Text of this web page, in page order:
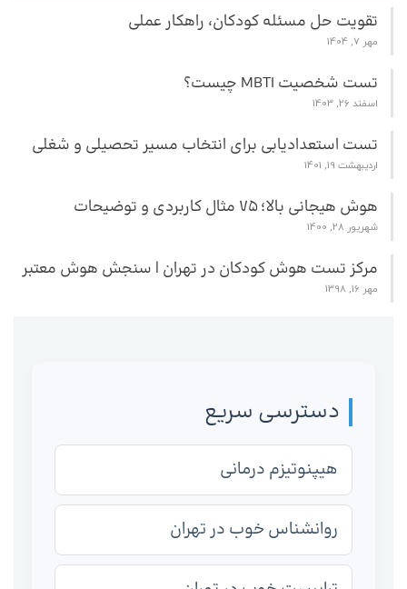
تقویت حل مسئله کودکان، راهکار عملی
مهر 7, 1404
تست شخصیت MBTI چیست؟
اسفند 26, 1403
تست استعدادیابی برای انتخاب مسیر تحصیلی و شغلی
اردیبهشت 19, 1401
هوش هیجانی بالا؛ 75 مثال کاربردی و توضیحات
شهریور 28, 1400
مرکز تست هوش کودکان در تهران | سنجش هوش معتبر
مهر 16, 1398
دسترسی سریع
هیپنوتیزم درمانی
روانشناس خوب در تهران